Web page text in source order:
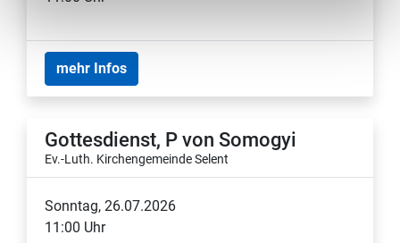
mehr Infos
Gottesdienst, P von Somogyi
Ev.-Luth. Kirchengemeinde Selent
Sonntag, 26.07.2026
11:00 Uhr